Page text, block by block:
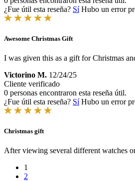
¿Fue útil esta reseña? Sí Hubo un error
Awesome Christmas Gift
I was given this as a gift for Christmas
Victorino M. 12/24/25
Cliente verificado
0 personas encontraron esta reseña útil.
¿Fue útil esta reseña? Sí Hubo un error
Christmas gift
After viewing several different watches
1
2